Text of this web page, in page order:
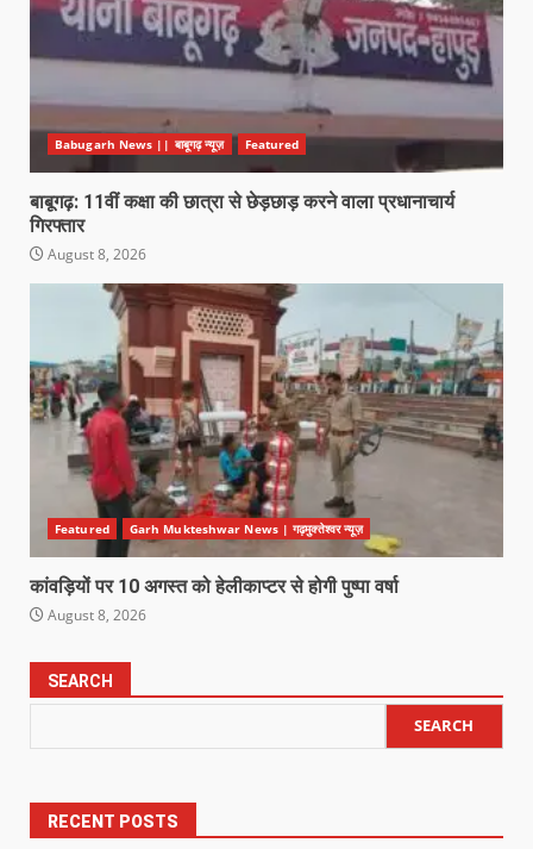
Babugarh News || बाबूगढ़ न्यूज़ Featured
बाबूगढ़: 11वीं कक्षा की छात्रा से छेड़छाड़ करने वाला प्रधानाचार्य
गिरफ्तार
August 8, 2026
Featured Garh Mukteshwar News | गढ़मुक्तेश्वर न्यूज़
कांवड़ियों पर 10 अगस्त को हेलीकाप्टर से होगी पुष्पा वर्षा
August 8, 2026
SEARCH
SEARCH
RECENT POSTS